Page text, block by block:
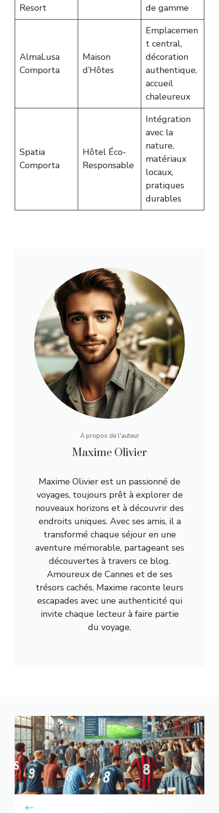
Resort
de gamme
AlmaLusa
Comporta
Maison
d’Hôtes
Emplacemen
t central,
décoration
authentique,
accueil
chaleureux
Spatia
Comporta
Hôtel Éco-
Responsable
Intégration
avec la
nature,
matériaux
locaux,
pratiques
durables
A propos de l'auteur
Maxime Olivier
Maxime Olivier est un passionné de
voyages, toujours prêt à explorer de
nouveaux horizons et à découvrir des
endroits uniques. Avec ses amis, il a
transformé chaque séjour en une
aventure mémorable, partageant ses
découvertes à travers ce blog.
Amoureux de Cannes et de ses
trésors cachés, Maxime raconte leurs
escapades avec une authenticité qui
invite chaque lecteur à faire partie
du voyage.